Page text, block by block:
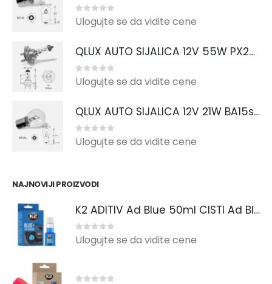
0out of 5
Ulogujte se da vidite cene
QLUX AUTO SIJALICA 12V 55W PX26d H7
0out of 5
Ulogujte se da vidite cene
QLUX AUTO SIJALICA 12V 21W BA15s P21W
0out of 5
Ulogujte se da vidite cene
NAJNOVIJI PROIZVODI
K2 ADITIV Ad Blue 50ml CISTI Ad Blue Sistem
0out of 5
Ulogujte se da vidite cene